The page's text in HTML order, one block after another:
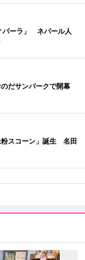
パーラ」 ネパール人
だサンパークで開幕
粉スコーン」誕生 名田